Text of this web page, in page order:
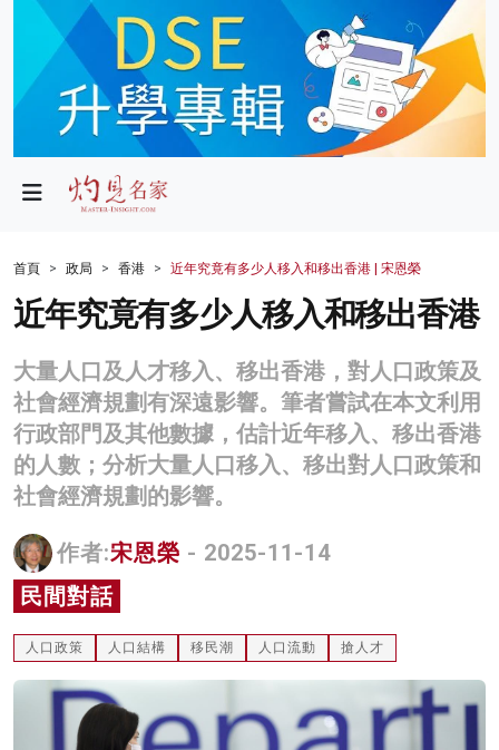
政局
財經
生活
商業
科技
影片
名家榜
灼見活動
首頁 政局 香港 近年究竟有多少人移入和移出香港 | 宋恩榮
近年究竟有多少人移入和移出香港
大量人口及人才移入、移出香港，對人口政策及
社會經濟規劃有深遠影響。筆者嘗試在本文利用
行政部門及其他數據，估計近年移入、移出香港
的人數；分析大量人口移入、移出對人口政策和
社會經濟規劃的影響。
作者:宋恩榮 - 2025-11-14
民間對話
人口政策 人口結構 移民潮 人口流動 搶人才